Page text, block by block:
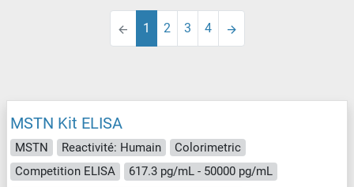
1 2 3 4
MSTN Kit ELISA
MSTN Reactivité: Humain
Colorimetric
Competition ELISA
617.3 pg/mL - 50000 pg/mL